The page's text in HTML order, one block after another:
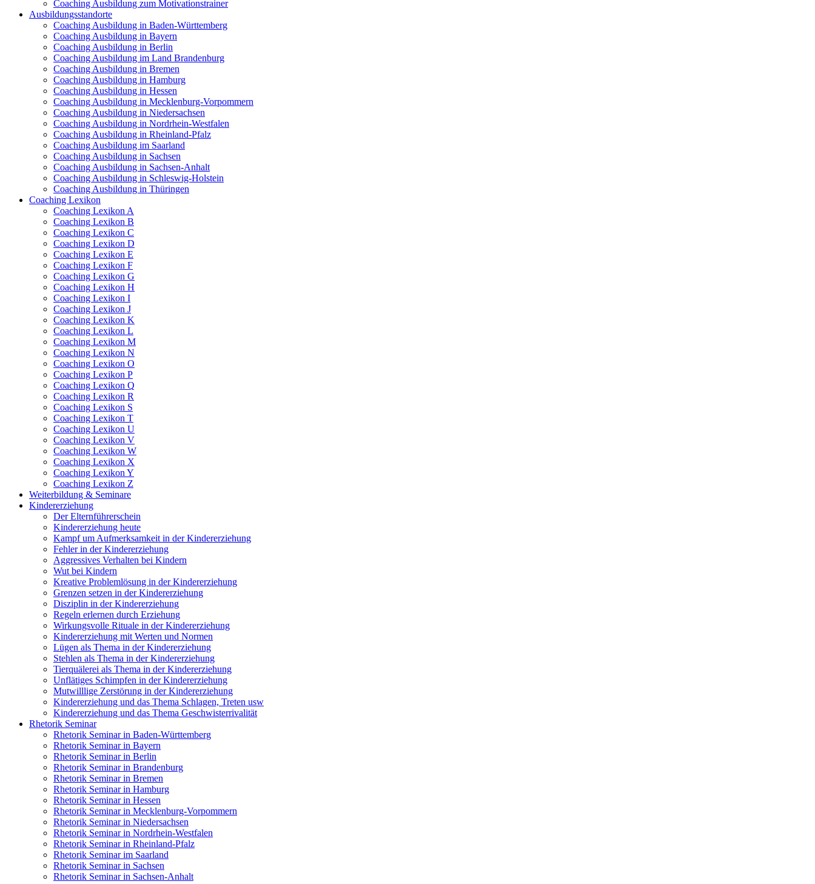
Coaching Ausbildung zum Motivationstrainer
Ausbildungsstandorte
Coaching Ausbildung in Baden-Württemberg
Coaching Ausbildung in Bayern
Coaching Ausbildung in Berlin
Coaching Ausbildung im Land Brandenburg
Coaching Ausbildung in Bremen
Coaching Ausbildung in Hamburg
Coaching Ausbildung in Hessen
Coaching Ausbildung in Mecklenburg-Vorpommern
Coaching Ausbildung in Niedersachsen
Coaching Ausbildung in Nordrhein-Westfalen
Coaching Ausbildung in Rheinland-Pfalz
Coaching Ausbildung im Saarland
Coaching Ausbildung in Sachsen
Coaching Ausbildung in Sachsen-Anhalt
Coaching Ausbildung in Schleswig-Holstein
Coaching Ausbildung in Thüringen
Coaching Lexikon
Coaching Lexikon A
Coaching Lexikon B
Coaching Lexikon C
Coaching Lexikon D
Coaching Lexikon E
Coaching Lexikon F
Coaching Lexikon G
Coaching Lexikon H
Coaching Lexikon I
Coaching Lexikon J
Coaching Lexikon K
Coaching Lexikon L
Coaching Lexikon M
Coaching Lexikon N
Coaching Lexikon O
Coaching Lexikon P
Coaching Lexikon Q
Coaching Lexikon R
Coaching Lexikon S
Coaching Lexikon T
Coaching Lexikon U
Coaching Lexikon V
Coaching Lexikon W
Coaching Lexikon X
Coaching Lexikon Y
Coaching Lexikon Z
Weiterbildung & Seminare
Kindererziehung
Der Elternführerschein
Kindererziehung heute
Kampf um Aufmerksamkeit in der Kindererziehung
Fehler in der Kindererziehung
Aggressives Verhalten bei Kindern
Wut bei Kindern
Kreative Problemlösung in der Kindererziehung
Grenzen setzen in der Kindererziehung
Disziplin in der Kindererziehung
Regeln erlernen durch Erziehung
Wirkungsvolle Rituale in der Kindererziehung
Kindererziehung mit Werten und Normen
Lügen als Thema in der Kindererziehung
Stehlen als Thema in der Kindererziehung
Tierquälerei als Thema in der Kindererziehung
Unflätiges Schimpfen in der Kindererziehung
Mutwilllige Zerstörung in der Kindererziehung
Kindererziehung und das Thema Schlagen, Treten usw
Kindererziehung und das Thema Geschwisterrivalität
Rhetorik Seminar
Rhetorik Seminar in Baden-Württemberg
Rhetorik Seminar in Bayern
Rhetorik Seminar in Berlin
Rhetorik Seminar in Brandenburg
Rhetorik Seminar in Bremen
Rhetorik Seminar in Hamburg
Rhetorik Seminar in Hessen
Rhetorik Seminar in Mecklenburg-Vorpommern
Rhetorik Seminar in Niedersachsen
Rhetorik Seminar in Nordrhein-Westfalen
Rhetorik Seminar in Rheinland-Pfalz
Rhetorik Seminar im Saarland
Rhetorik Seminar in Sachsen
Rhetorik Seminar in Sachsen-Anhalt